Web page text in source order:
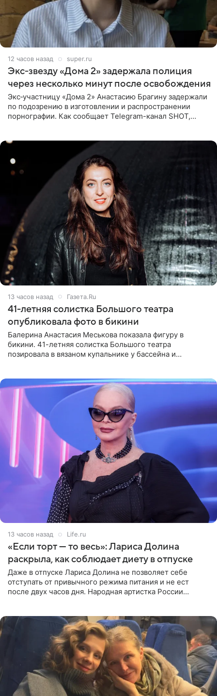
12 часов назад super.ru
Экс‑звезду «Дома 2» задержала полиция
через несколько минут после освобождения
Экс‑участницу «Дома 2» Анастасию Брагину задержали
по подозрению в изготовлении и распространении
порнографии. Как сообщает Telegram-канал SHOT,
13 часов назад Газета.Ru
41-летняя солистка Большого театра
опубликовала фото в бикини
Балерина Анастасия Меськова показала фигуру в
бикини. 41-летняя солистка Большого театра
позировала в вязаном купальнике у бассейна и
13 часов назад Life.ru
«Если торт — то весь»: Лариса Долина
раскрыла, как соблюдает диету в отпуске
Даже в отпуске Лариса Долина не позволяет себе
отступать от привычного режима питания и не ест
после двух часов дня. Народная артистка России